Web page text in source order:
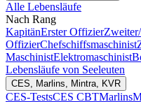
Alle Lebensläufe
Nach Rang
KapitänErster Offizier
OffizierChefschiffsmaschinist
MaschinistElektromaschinist
Lebensläufe von Seeleuten
CES, Marlins, Mintra, KVR
CES-TestsCES CBTMarlins